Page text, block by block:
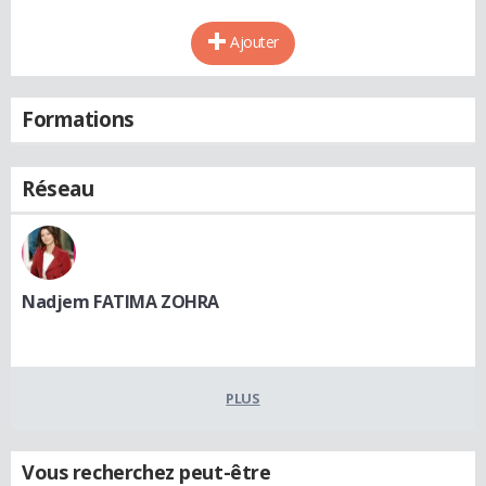
Ajouter
Formations
Réseau
Nadjem FATIMA ZOHRA
PLUS
Vous recherchez peut-être